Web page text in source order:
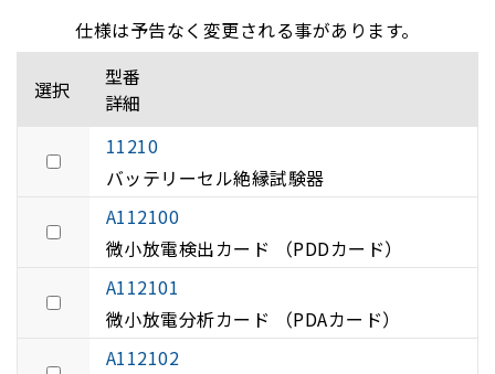
仕様は予告なく変更される事があります。
選択
型番
詳細
11210
バッテリーセル絶縁試験器
A112100
微小放電検出カード （PDDカード）
A112101
微小放電分析カード （PDAカード）
A112102